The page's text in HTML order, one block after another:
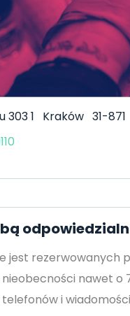
303 1 Kraków 31-871
jest rezerwowanych
nawet o
telefonów i